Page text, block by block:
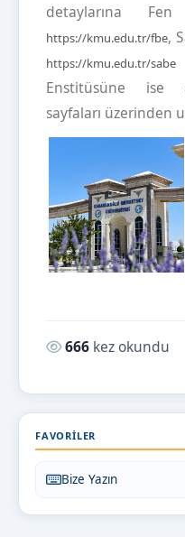
detaylarına
https://kmu.edu.tr/fbe,
https://kmu.edu.tr/sabe
Enstitüsüne ise
sayfaları üzerinden
Okunma sayısı:
666 kez okundu
FAVORILER
Bize Yazın